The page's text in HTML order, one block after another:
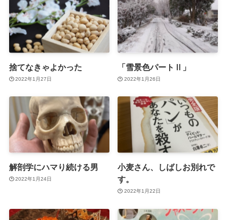
捨てなきゃよかった
2022年1月27日
「雪景色パートⅡ」
2022年1月26日
解剖学にハマり続ける男
2022年1月24日
小麦さん、しばしお別れで
す。
2022年1月22日